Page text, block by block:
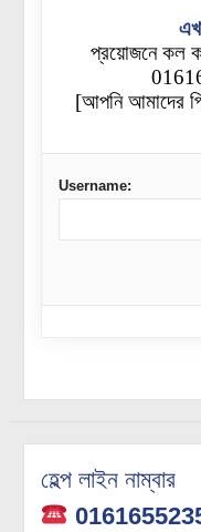
প্রয়োজনে কল
[আপনি আমাদের
Username:
হেল্প লাইন নাম্বার